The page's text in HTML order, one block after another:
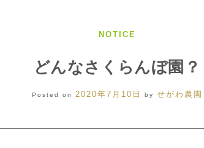
NOTICE
どんなさくらんぼ園？
Posted on 2020年7月10日 by せがわ農園